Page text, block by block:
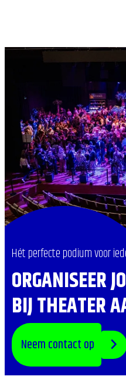
ORGANISEER
BIJ THEATER
Hét perfecte podium voor
Neem contact op